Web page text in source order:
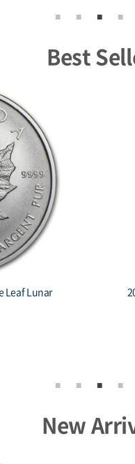
Best
Leaf Lunar
New